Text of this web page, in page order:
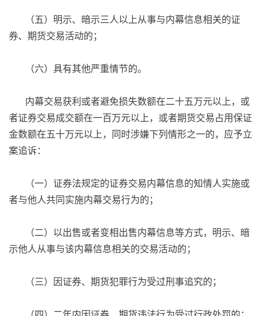
（五）明示、暗示三人以上从事与内幕信息相关的证
券、期货交易活动的；
（六）具有其他严重情节的。
内幕交易获利或者避免损失数额在二十五万元以上，或
者证券交易成交额在一百万元以上，或者期货交易占用保证
金数额在五十万元以上，同时涉嫌下列情形之一的，应予立
案追诉：
（一）证券法规定的证券交易内幕信息的知情人实施或
者与他人共同实施内幕交易行为的；
（二）以出售或者变相出售内幕信息等方式，明示、暗
示他人从事与该内幕信息相关的交易活动的；
（三）因证券、期货犯罪行为受过刑事追究的；